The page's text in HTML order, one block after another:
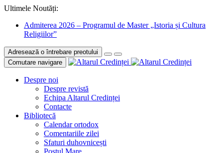
Ultimele Noutăți:
Admiterea 2026 – Programul de Master „Istoria și Cultura
Religiilor”
Adresează o întrebare preotului
Comutare navigare
Despre noi
Despre revistă
Echipa Altarul Credinței
Contacte
Bibliotecă
Calendar ortodox
Comentariile zilei
Sfaturi duhovnicești
Postul Mare